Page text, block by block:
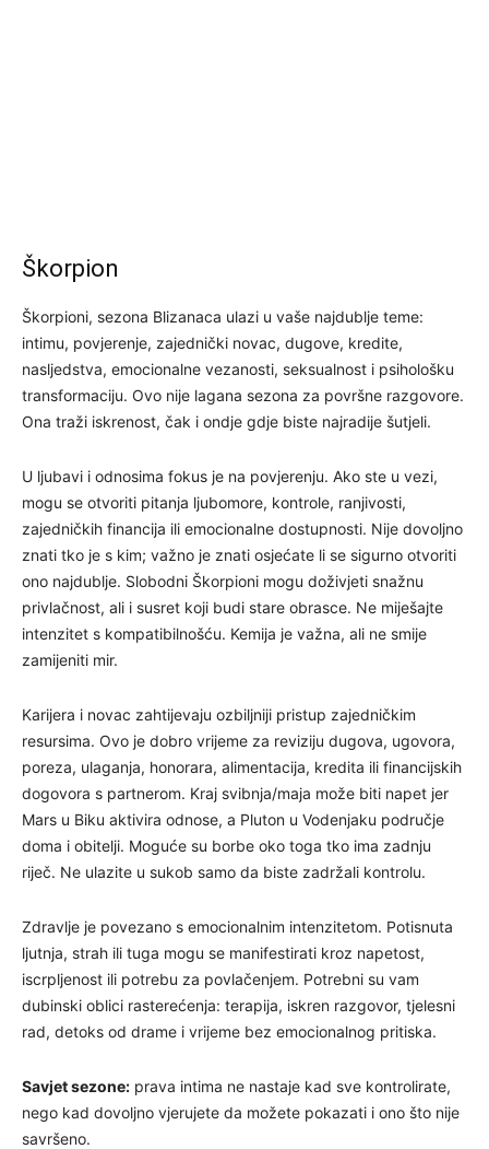
Škorpion
Škorpioni, sezona Blizanaca ulazi u vaše najdublje teme:
intimu, povjerenje, zajednički novac, dugove, kredite,
nasljedstva, emocionalne vezanosti, seksualnost i psihološku
transformaciju. Ovo nije lagana sezona za površne razgovore.
Ona traži iskrenost, čak i ondje gdje biste najradije šutjeli.
U ljubavi i odnosima fokus je na povjerenju. Ako ste u vezi,
mogu se otvoriti pitanja ljubomore, kontrole, ranjivosti,
zajedničkih financija ili emocionalne dostupnosti. Nije dovoljno
znati tko je s kim; važno je znati osjećate li se sigurno otvoriti
ono najdublje. Slobodni Škorpioni mogu doživjeti snažnu
privlačnost, ali i susret koji budi stare obrasce. Ne miješajte
intenzitet s kompatibilnošću. Kemija je važna, ali ne smije
zamijeniti mir.
Karijera i novac zahtijevaju ozbiljniji pristup zajedničkim
resursima. Ovo je dobro vrijeme za reviziju dugova, ugovora,
poreza, ulaganja, honorara, alimentacija, kredita ili financijskih
dogovora s partnerom. Kraj svibnja/maja može biti napet jer
Mars u Biku aktivira odnose, a Pluton u Vodenjaku područje
doma i obitelji. Moguće su borbe oko toga tko ima zadnju
riječ. Ne ulazite u sukob samo da biste zadržali kontrolu.
Zdravlje je povezano s emocionalnim intenzitetom. Potisnuta
ljutnja, strah ili tuga mogu se manifestirati kroz napetost,
iscrpljenost ili potrebu za povlačenjem. Potrebni su vam
dubinski oblici rasterećenja: terapija, iskren razgovor, tjelesni
rad, detoks od drame i vrijeme bez emocionalnog pritiska.
Savjet sezone: prava intima ne nastaje kad sve kontrolirate,
nego kad dovoljno vjerujete da možete pokazati i ono što nije
savršeno.